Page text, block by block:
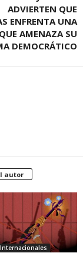
ADVIERTEN QUE
ENFRENTA UNA
AMENAZA SU
DEMOCRÁTICO
autor
Internacionales